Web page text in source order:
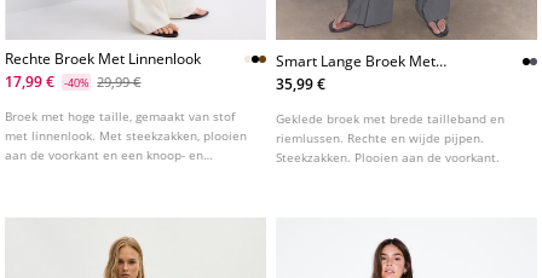
Rechte Broek Met Linnenlook
17,99 €
-40% 29,99 €
Broek met hoge taille, gemaakt van stof
met linnenlook. Met steekzakken, plooien
aan de voorkant en een knoop- en
Smart Lange Broek Met
Bandplooi
35,99 €
Geklede broek met brede tailleband en
riemlussen. Rechte en wijde pijpen.
Steekzakken. Plooien aan de voorkant.